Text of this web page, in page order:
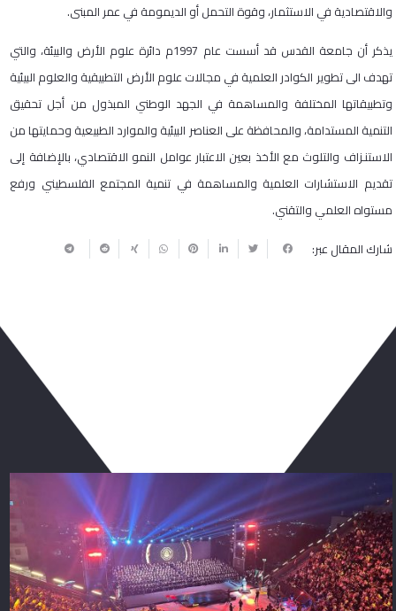
والاقتصادية في الاستثمار، وقوة التحمل أو الديمومة في عمر المبنى.
يذكر أن جامعة القدس قد أسست عام 1997م دائرة علوم الأرض والبيئة، والتي
تهدف الى تطوير الكوادر العلمية في مجالات علوم الأرض التطبيقية والعلوم البيئية
وتطبيقاتها المختلفة والمساهمة في الجهد الوطني المبذول من أجل تحقيق
التنمية المستدامة، والمحافظة على العناصر البيئية والموارد الطبيعية وحمايتها من
الاستنـزاف والتلوث مع الأخذ بعين الاعتبار عوامل النمو الاقتصادي، بالإضافة إلى
تقديم الاستشارات العلمية والمساهمة في تنمية المجتمع الفلسطيني ورفع
مستواه العلمي والتقني.
شارك المقال عبر: